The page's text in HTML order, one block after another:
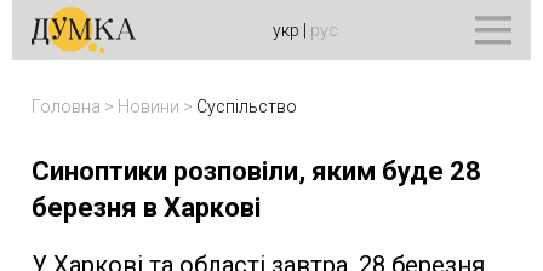
укр рус
Головна > Новини > Суспільство
Синоптики розповіли, яким буде 28
березня в Харкові
У Харкові та області завтра, 28 березня,